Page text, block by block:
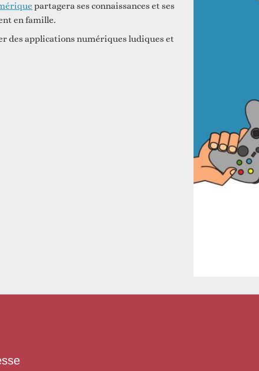
partagera ses connaissances et ses
en famille.
des applications numériques ludiques et